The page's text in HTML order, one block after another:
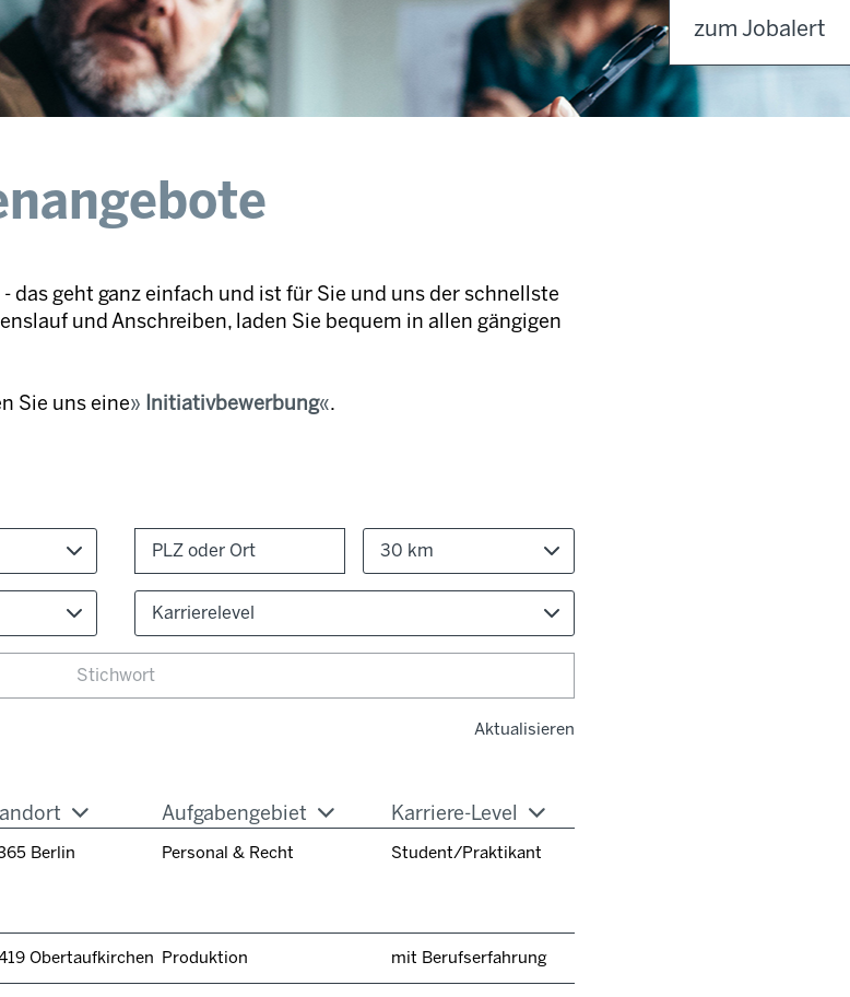
das geht ganz einfach und ist für Sie und uns der schnellste
und Anschreiben, laden Sie bequem in allen gängigen
Sie uns eine Initiativbewerbung .
30 km
Karrierelevel
Aktualisieren
Aufgabengebiet Karriere-Level
Berlin Personal & Recht Student/Praktikant
Obertaufkirchen Produktion mit Berufserfahrung
zum Jobalert